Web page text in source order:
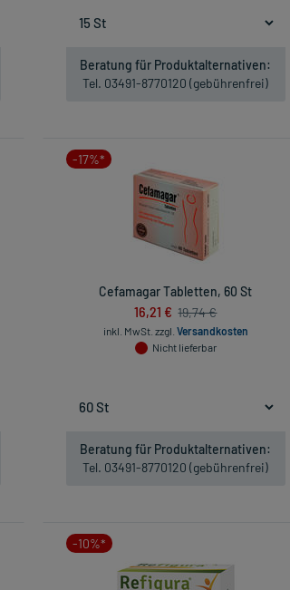
Beratung für Produktalternativen:
Tel. 03491-8770120 (gebührenfrei)
-17%*
Cefamagar Tabletten, 60 St
16,21 € 19,74 €
inkl. MwSt. zzgl. Versandkosten
Nicht lieferbar
Beratung für Produktalternativen:
Tel. 03491-8770120 (gebührenfrei)
-10%*